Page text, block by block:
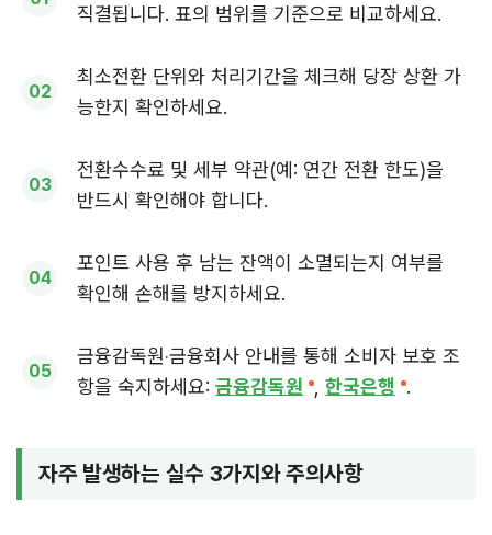
직결됩니다. 표의 범위를 기준으로 비교하세요.
최소전환 단위와 처리기간을 체크해 당장 상환 가
능한지 확인하세요.
전환수수료 및 세부 약관(예: 연간 전환 한도)을
반드시 확인해야 합니다.
포인트 사용 후 남는 잔액이 소멸되는지 여부를
확인해 손해를 방지하세요.
금융감독원‧금융회사 안내를 통해 소비자 보호 조
항을 숙지하세요: 금융감독원 한국은행 .
자주 발생하는 실수 3가지와 주의사항